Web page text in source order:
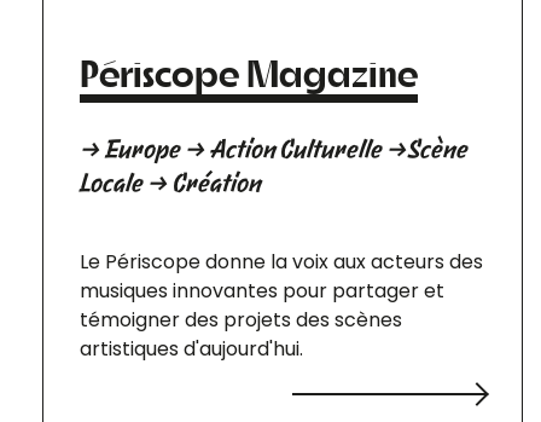
Périscope Magazine
→ Europe → Action Culturelle →Scène
Locale → Création
Le Périscope donne la voix aux acteurs des
musiques innovantes pour partager et
témoigner des projets des scènes
artistiques d'aujourd'hui.